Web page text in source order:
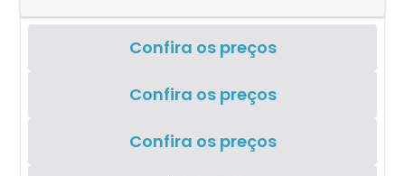
Confira os preços
Confira os preços
Confira os preços